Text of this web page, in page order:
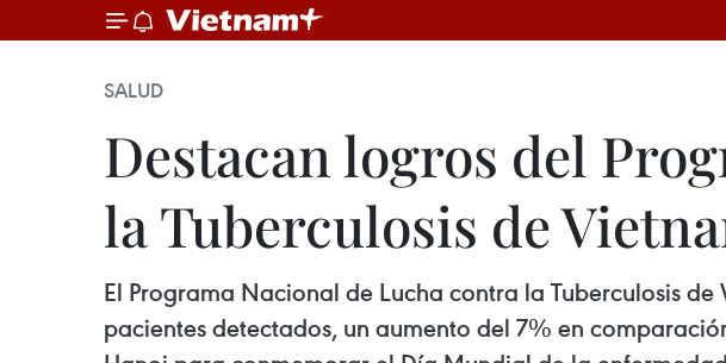
SALUD
Destacan logros del
la Tuberculosis de
El Programa Nacional de Lucha contra la Tuberculosis
pacientes detectados, un aumento del 7% en